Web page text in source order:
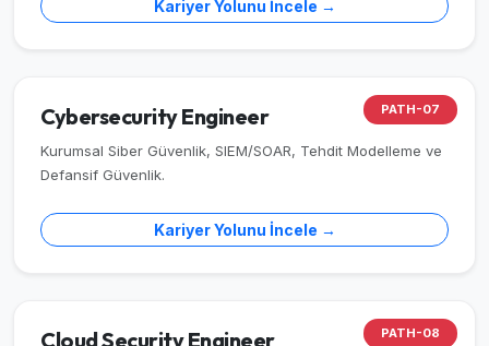
Kariyer Yolunu İncele →
PATH-07
Cybersecurity Engineer
Kurumsal Siber Güvenlik, SIEM/SOAR, Tehdit Modelleme ve
Defansif Güvenlik.
Kariyer Yolunu İncele →
PATH-08
Cloud Security Engineer